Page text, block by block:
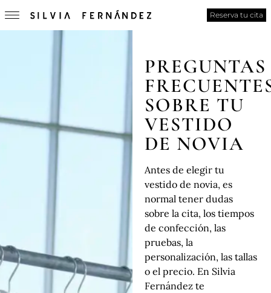
Reserva tu cita
PREGUNTAS
SOBRE TU
VESTIDO
DE NOVIA
Antes de elegir tu
vestido de novia, es
normal tener dudas
sobre la cita, los tiempos
de confección, las
pruebas, la
personalización, las tallas
o el precio. En Silvia
Fernández te